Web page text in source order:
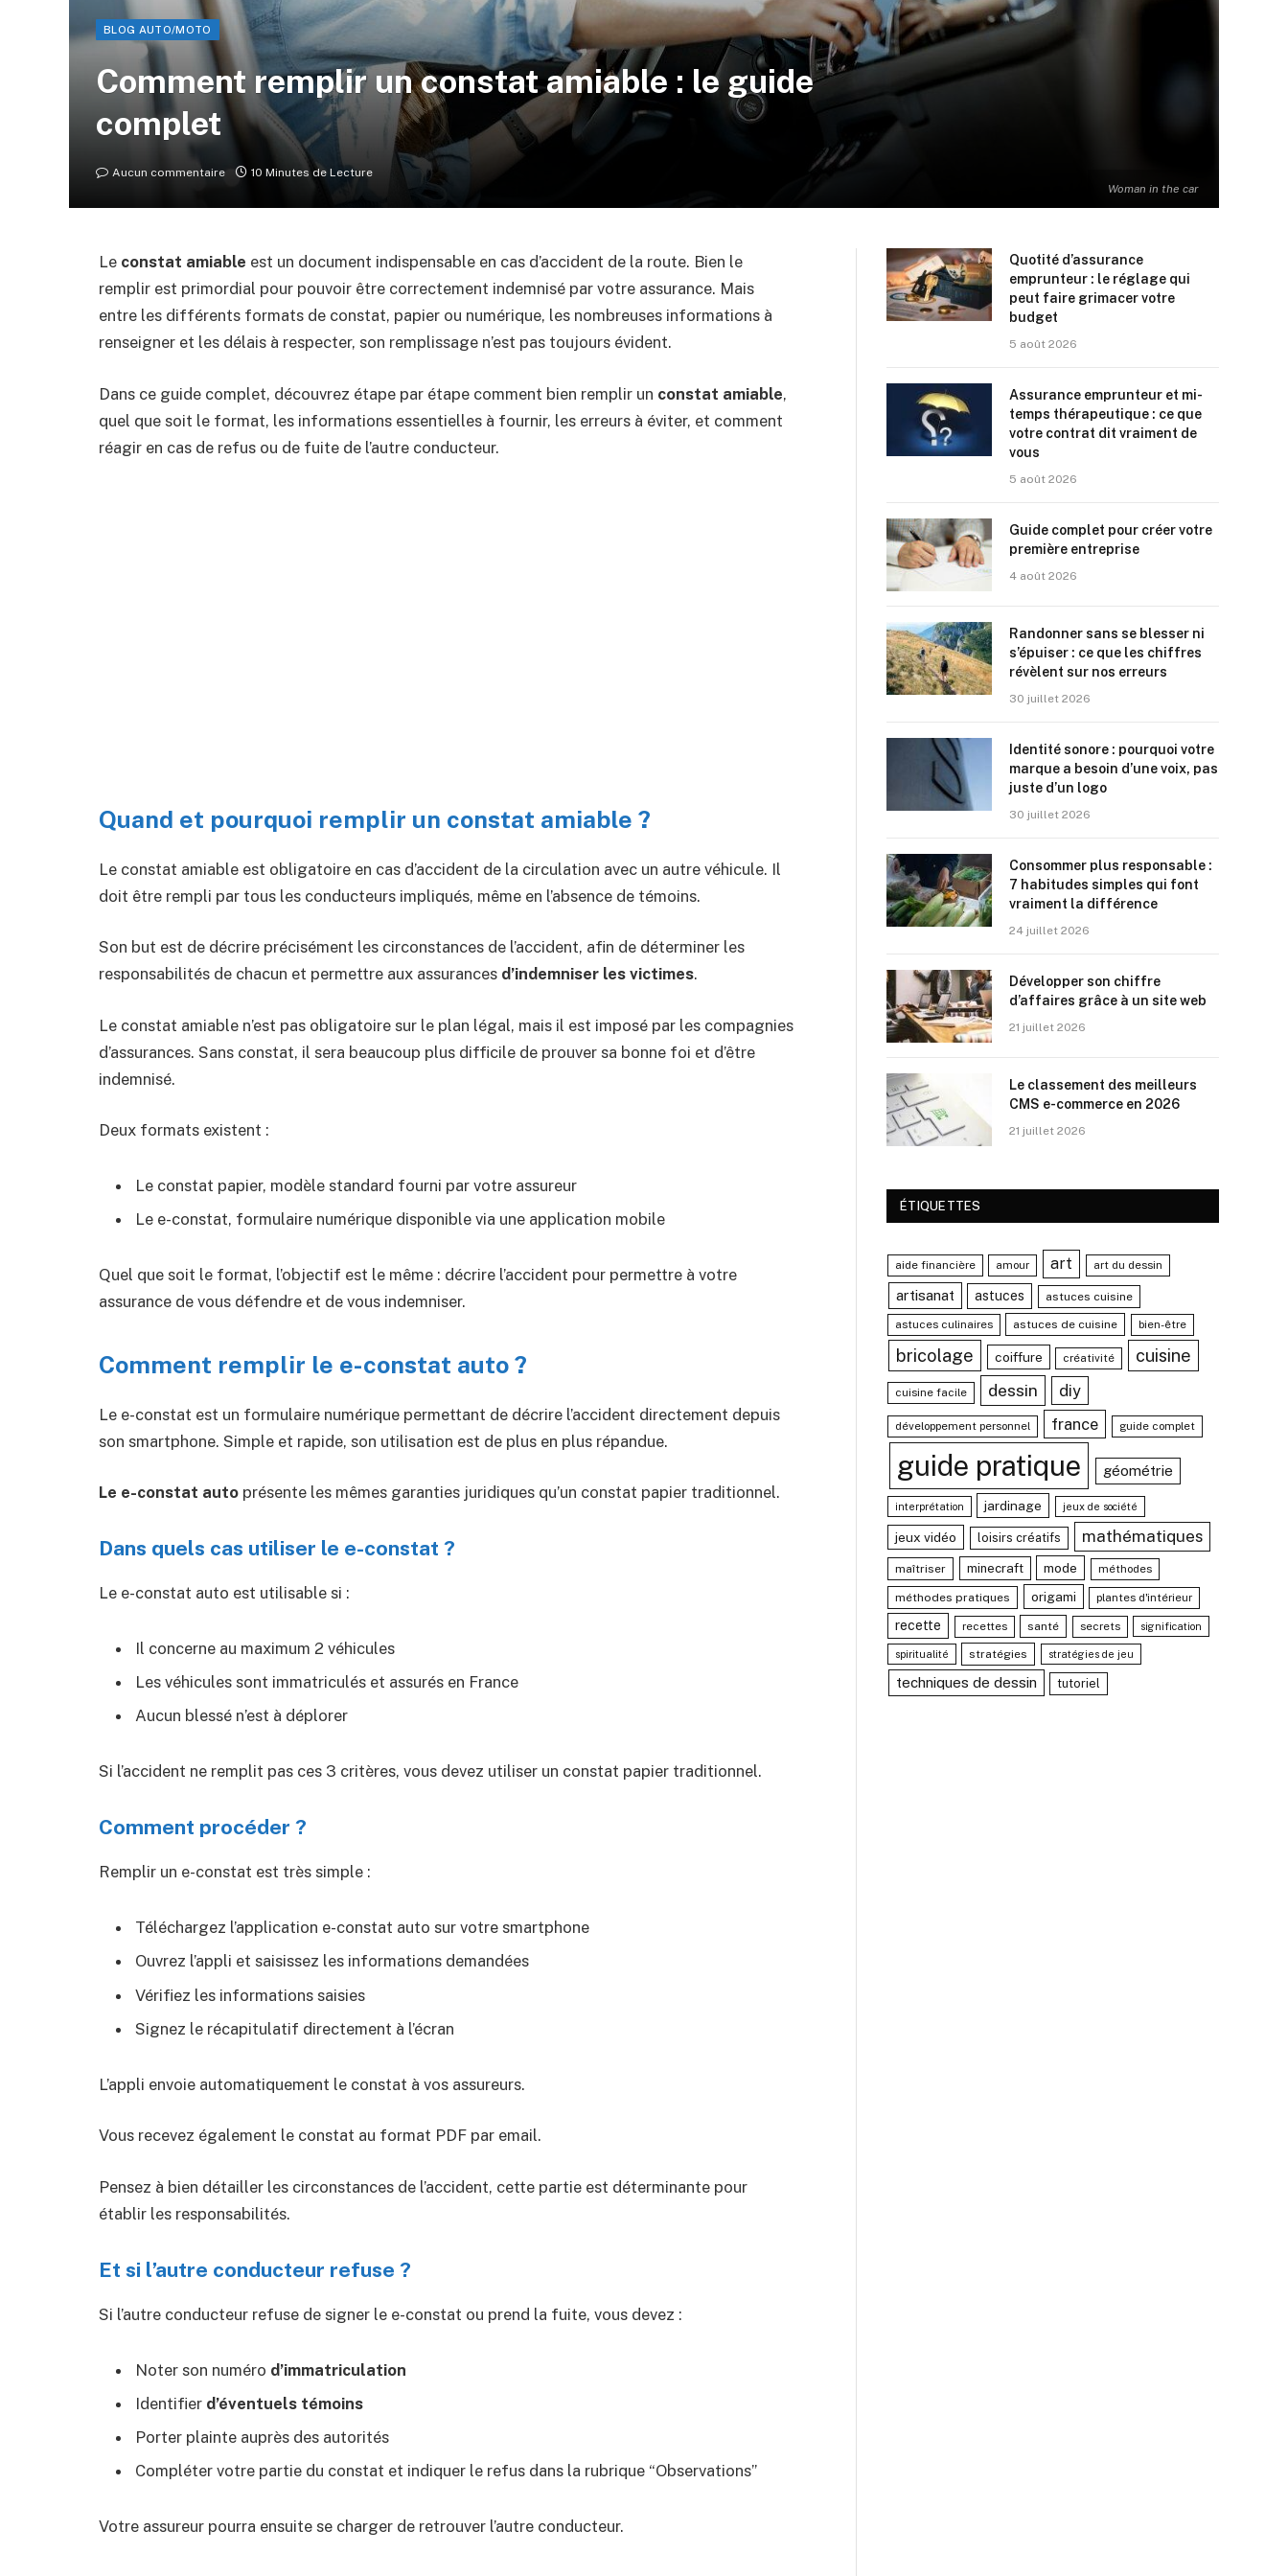
Woman in the car
BLOG AUTO/MOTO
Comment remplir un constat amiable : le guide
complet
Aucun commentaire 10 Minutes de Lecture
Le constat amiable est un document indispensable en cas d’accident de la route. Bien le
remplir est primordial pour pouvoir être correctement indemnisé par votre assurance. Mais
entre les différents formats de constat, papier ou numérique, les nombreuses informations à
renseigner et les délais à respecter, son remplissage n’est pas toujours évident.
Dans ce guide complet, découvrez étape par étape comment bien remplir un constat amiable,
quel que soit le format, les informations essentielles à fournir, les erreurs à éviter, et comment
réagir en cas de refus ou de fuite de l’autre conducteur.
Quand et pourquoi remplir un constat amiable ?
Le constat amiable est obligatoire en cas d’accident de la circulation avec un autre véhicule. Il
doit être rempli par tous les conducteurs impliqués, même en l’absence de témoins.
Son but est de décrire précisément les circonstances de l’accident, afin de déterminer les
responsabilités de chacun et permettre aux assurances d’indemniser les victimes.
Le constat amiable n’est pas obligatoire sur le plan légal, mais il est imposé par les compagnies
d’assurances. Sans constat, il sera beaucoup plus difficile de prouver sa bonne foi et d’être
indemnisé.
Deux formats existent :
Le constat papier, modèle standard fourni par votre assureur
Le e-constat, formulaire numérique disponible via une application mobile
Quel que soit le format, l’objectif est le même : décrire l’accident pour permettre à votre
assurance de vous défendre et de vous indemniser.
Comment remplir le e-constat auto ?
Le e-constat est un formulaire numérique permettant de décrire l’accident directement depuis
son smartphone. Simple et rapide, son utilisation est de plus en plus répandue.
Le e-constat auto présente les mêmes garanties juridiques qu’un constat papier traditionnel.
Dans quels cas utiliser le e-constat ?
Le e-constat auto est utilisable si :
Il concerne au maximum 2 véhicules
Les véhicules sont immatriculés et assurés en France
Aucun blessé n’est à déplorer
Si l’accident ne remplit pas ces 3 critères, vous devez utiliser un constat papier traditionnel.
Comment procéder ?
Remplir un e-constat est très simple :
Téléchargez l’application e-constat auto sur votre smartphone
Ouvrez l’appli et saisissez les informations demandées
Vérifiez les informations saisies
Signez le récapitulatif directement à l’écran
L’appli envoie automatiquement le constat à vos assureurs.
Vous recevez également le constat au format PDF par email.
Pensez à bien détailler les circonstances de l’accident, cette partie est déterminante pour
établir les responsabilités.
Et si l’autre conducteur refuse ?
Si l’autre conducteur refuse de signer le e-constat ou prend la fuite, vous devez :
Noter son numéro d’immatriculation
Identifier d’éventuels témoins
Porter plainte auprès des autorités
Compléter votre partie du constat et indiquer le refus dans la rubrique “Observations”
Votre assureur pourra ensuite se charger de retrouver l’autre conducteur.
Quotité d’assurance
emprunteur : le réglage qui
peut faire grimacer votre
budget
5 août 2026
Assurance emprunteur et mi-
temps thérapeutique : ce que
votre contrat dit vraiment de
vous
5 août 2026
Guide complet pour créer votre
première entreprise
4 août 2026
Randonner sans se blesser ni
s’épuiser : ce que les chiffres
révèlent sur nos erreurs
30 juillet 2026
Identité sonore : pourquoi votre
marque a besoin d’une voix, pas
juste d’un logo
30 juillet 2026
Consommer plus responsable :
7 habitudes simples qui font
vraiment la différence
24 juillet 2026
Développer son chiffre
d’affaires grâce à un site web
21 juillet 2026
Le classement des meilleurs
CMS e-commerce en 2026
21 juillet 2026
ÉTIQUETTES
aide financière amour art art du dessin
artisanat astuces astuces cuisine
astuces culinaires astuces de cuisine bien-être
bricolage coiffure créativité cuisine
cuisine facile dessin diy
développement personnel france guide complet
guide pratique géométrie
interprétation jardinage jeux de société
jeux vidéo loisirs créatifs mathématiques
maîtriser minecraft mode méthodes
méthodes pratiques origami plantes d'intérieur
recette recettes santé secrets signification
spiritualité stratégies stratégies de jeu
techniques de dessin tutoriel